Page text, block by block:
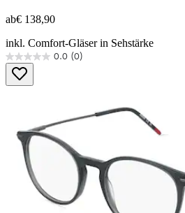
ab€ 138,90
inkl. Comfort-Gläser in Sehstärke
0.0 (0)
0.0
von
5